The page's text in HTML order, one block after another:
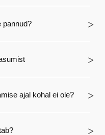
pannud?
ajal kohal ei ole?